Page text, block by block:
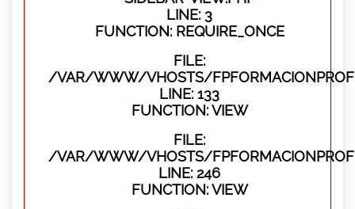
LINE: 3
FUNCTION: REQUIRE_ONCE
FILE:
/VAR/WWW/VHOSTS/
LINE: 133
FUNCTION: VIEW
FILE:
/VAR/WWW/VHOSTS/
LINE: 246
FUNCTION: VIEW